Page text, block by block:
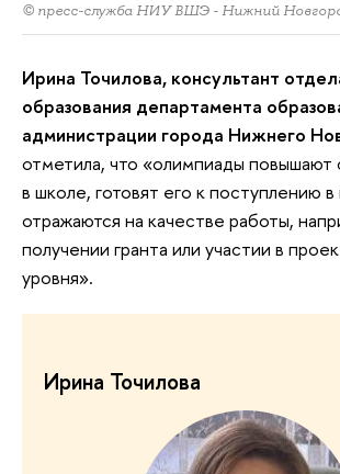
© пресс-служба НИУ ВШЭ - Нижний
Ирина Точилова, консультант
образования департамента
администрации города Нижнего
отметила, что «олимпиады повышают
в школе, готовят его к поступлению в
отражаются на качестве работы,
получении гранта или участии в
уровня».
Ирина Точилова